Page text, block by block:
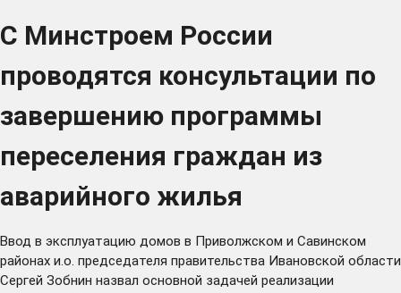
С Минстроем России
проводятся консультации по
завершению программы
переселения граждан из
аварийного жилья
Ввод в эксплуатацию домов в Приволжском и Савинском
районах и.о. председателя правительства Ивановской области
Сергей Зобнин назвал основной задачей реализации